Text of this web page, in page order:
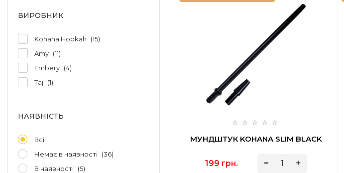
ВИРОБНИК
Amy
11
Embery
4
Kohana Hookah 15
Taj 1
НАЯВНІСТЬ
Всі
В наявності 5
Немає в наявності 36
МУНДШТУК KOHANA SLIM BLACK
199 грн.